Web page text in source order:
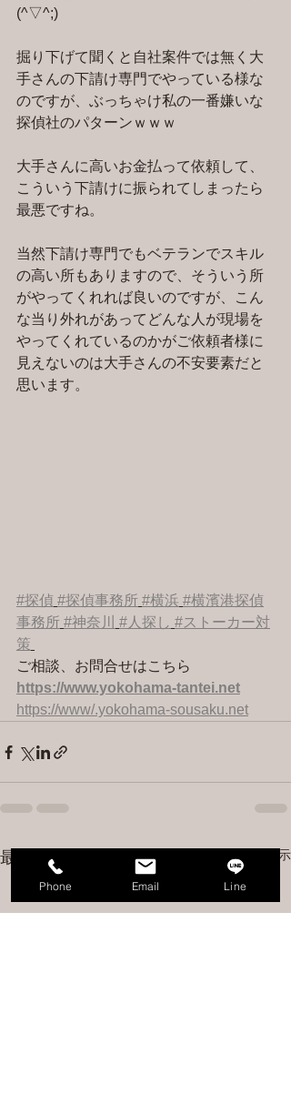
(^▽^;)
掘り下げて聞くと自社案件では無く大
手さんの下請け専門でやっている様な
のですが、ぶっちゃけ私の一番嫌いな
探偵社のパターンｗｗｗ
大手さんに高いお金払って依頼して、
こういう下請けに振られてしまったら
最悪ですね。
当然下請け専門でもベテランでスキル
の高い所もありますので、そういう所
がやってくれれば良いのですが、こん
な当り外れがあってどんな人が現場を
やってくれているのかがご依頼者様に
見えないのは大手さんの不安要素だと
思います。
#探偵 #探偵事務所 #横浜 #横濱港探偵
事務所 #神奈川 #人探し #ストーカー対
策
ご相談、お問合せはこちら
https://www.yokohama-tantei.net
https://www/.yokohama-sousaku.net
最新記事 すべて表示
Phone Email Line